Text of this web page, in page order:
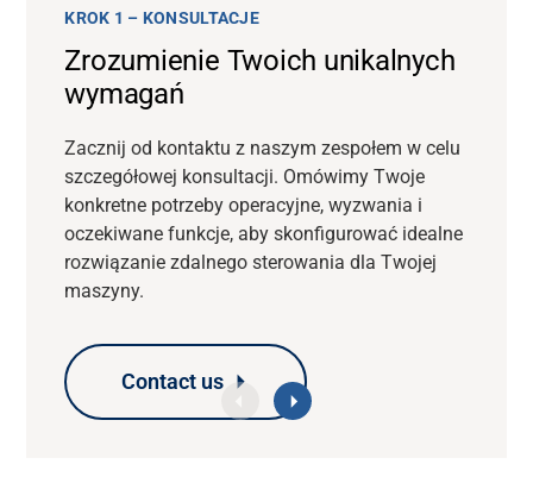
KROK 1 – KONSULTACJE
Zrozumienie Twoich unikalnych
wymagań
Zacznij od kontaktu z naszym zespołem w celu
szczegółowej konsultacji. Omówimy Twoje
konkretne potrzeby operacyjne, wyzwania i
oczekiwane funkcje, aby skonfigurować idealne
rozwiązanie zdalnego sterowania dla Twojej
maszyny.
Contact us